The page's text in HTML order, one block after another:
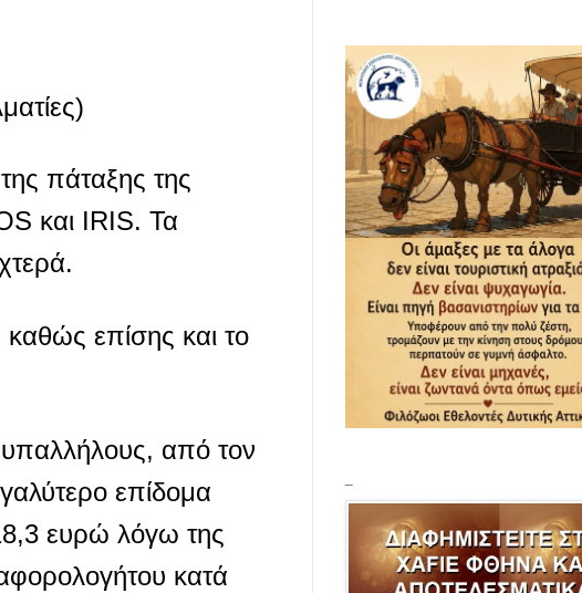
πάταξης της
και IRIS. Τα
επίσης και το
υπαλλήλους, από τον
επίδομα
ευρώ λόγω της
κατά